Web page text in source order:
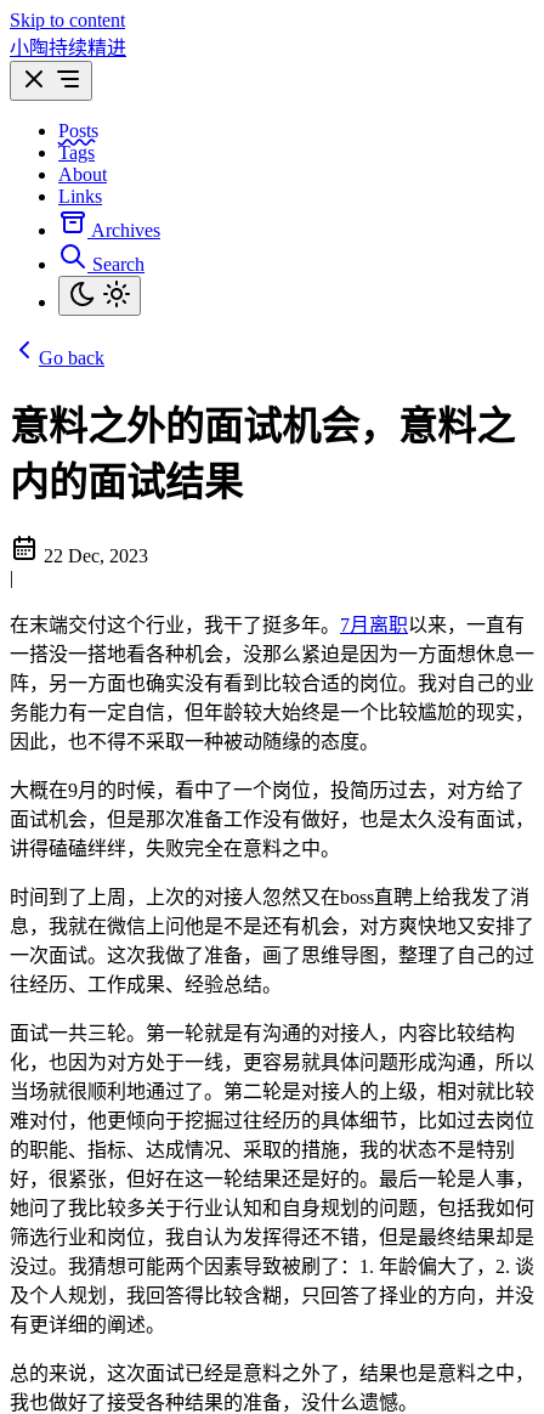
Skip to content
小陶持续精进
Posts
Tags
About
Links
Archives
Search
Go back
意料之外的面试机会，意料之
内的面试结果
22 Dec, 2023
|
在末端交付这个行业，我干了挺多年。 7月离职以来，一直有
一搭没一搭地看各种机会，没那么紧迫是因为一方面想休息一
阵，另一方面也确实没有看到比较合适的岗位。我对自己的业
务能力有一定自信，但年龄较大始终是一个比较尴尬的现实，
因此，也不得不采取一种被动随缘的态度。
大概在9月的时候，看中了一个岗位，投简历过去，对方给了
面试机会，但是那次准备工作没有做好，也是太久没有面试，
讲得磕磕绊绊，失败完全在意料之中。
时间到了上周，上次的对接人忽然又在boss直聘上给我发了消
息，我就在微信上问他是不是还有机会，对方爽快地又安排了
一次面试。这次我做了准备，画了思维导图，整理了自己的过
往经历、工作成果、经验总结。
面试一共三轮。第一轮就是有沟通的对接人，内容比较结构
化，也因为对方处于一线，更容易就具体问题形成沟通，所以
当场就很顺利地通过了。第二轮是对接人的上级，相对就比较
难对付，他更倾向于挖掘过往经历的具体细节，比如过去岗位
的职能、指标、达成情况、采取的措施，我的状态不是特别
好，很紧张，但好在这一轮结果还是好的。最后一轮是人事，
她问了我比较多关于行业认知和自身规划的问题，包括我如何
筛选行业和岗位，我自认为发挥得还不错，但是最终结果却是
没过。我猜想可能两个因素导致被刷了：1. 年龄偏大了，2. 谈
及个人规划，我回答得比较含糊，只回答了择业的方向，并没
有更详细的阐述。
总的来说，这次面试已经是意料之外了，结果也是意料之中，
我也做好了接受各种结果的准备，没什么遗憾。